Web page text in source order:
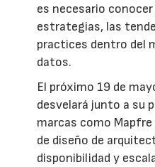
es necesario
estrategias, las
practices dentro del
datos.
El próximo 19 de
desvelará junto a su
marcas como
de diseño de
disponibilidad y